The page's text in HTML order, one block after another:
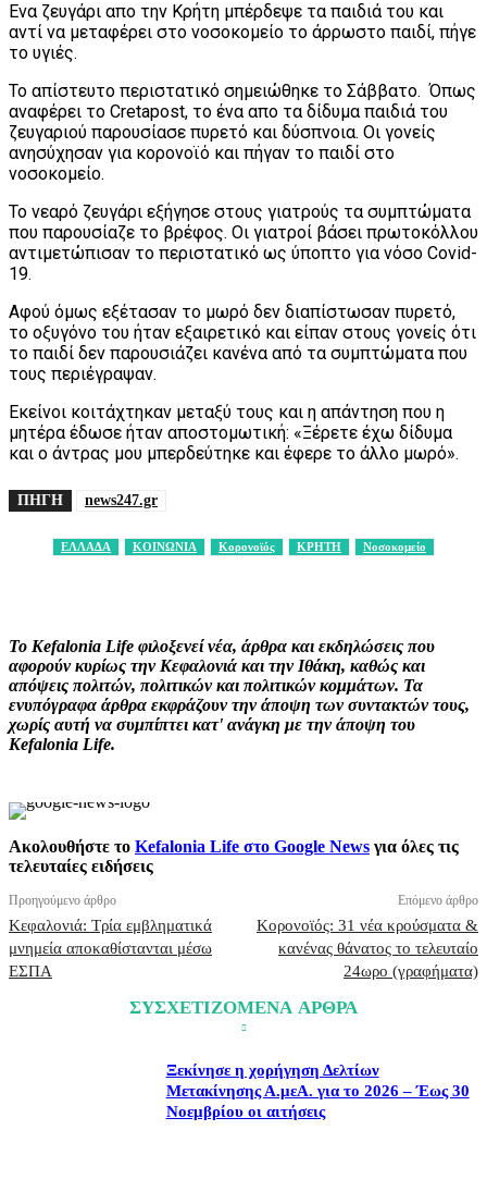
Ενα ζευγάρι απο την Κρήτη μπέρδεψε τα παιδιά του και
αντί να μεταφέρει στο νοσοκομείο το άρρωστο παιδί, πήγε
το υγιές.
Το απίστευτο περιστατικό σημειώθηκε το Σάββατο. Όπως
αναφέρει το Cretapost, το ένα απο τα δίδυμα παιδιά του
ζευγαριού παρουσίασε πυρετό και δύσπνοια. Οι γονείς
ανησύχησαν για κορονοϊό και πήγαν το παιδί στο
νοσοκομείο.
Το νεαρό ζευγάρι εξήγησε στους γιατρούς τα συμπτώματα
που παρουσίαζε το βρέφος. Οι γιατροί βάσει πρωτοκόλλου
αντιμετώπισαν το περιστατικό ως ύποπτο για νόσο Covid-
19.
Αφού όμως εξέτασαν το μωρό δεν διαπίστωσαν πυρετό,
το οξυγόνο του ήταν εξαιρετικό και είπαν στους γονείς ότι
το παιδί δεν παρουσιάζει κανένα από τα συμπτώματα που
τους περιέγραψαν.
Εκείνοι κοιτάχτηκαν μεταξύ τους και η απάντηση που η
μητέρα έδωσε ήταν αποστομωτική: «Ξέρετε έχω δίδυμα
και ο άντρας μου μπερδεύτηκε και έφερε το άλλο μωρό».
ΠΗΓΗ news247.gr
ΕΛΛΑΔΑ ΚΟΙΝΩΝΙΑ Κορονοϊός ΚΡΗΤΗ Νοσοκομείο
Το Kefalonia Life φιλοξενεί νέα, άρθρα και εκδηλώσεις που
αφορούν κυρίως την Κεφαλονιά και την Ιθάκη, καθώς και
απόψεις πολιτών, πολιτικών και πολιτικών κομμάτων. Τα
ενυπόγραφα άρθρα εκφράζουν την άποψη των συντακτών τους,
χωρίς αυτή να συμπίπτει κατ' ανάγκη με την άποψη του
Kefalonia Life.
Ακολουθήστε το Kefalonia Life στο Google News για όλες τις
τελευταίες ειδήσεις
Προηγούμενο άρθρο
Κεφαλονιά: Τρία εμβληματικά
μνημεία αποκαθίστανται μέσω
ΕΣΠΑ
Επόμενο άρθρο
Κορονοϊός: 31 νέα κρούσματα &
κανένας θάνατος το τελευταίο
24ωρο (γραφήματα)
ΣΥΣΧΕΤΙΖΟΜΕΝΑ ΑΡΘΡΑ
Ξεκίνησε η χορήγηση Δελτίων
Μετακίνησης Α.μεΑ. για το 2026 – Έως 30
Νοεμβρίου οι αιτήσεις